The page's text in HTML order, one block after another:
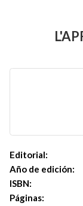
Editorial:
Año de edición:
ISBN:
Páginas: